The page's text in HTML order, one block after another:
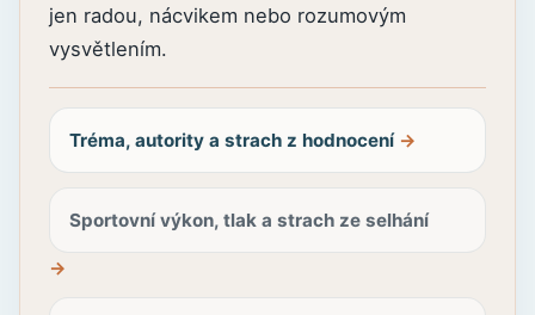
jen radou, nácvikem nebo rozumovým
vysvětlením.
Tréma, autority a strach z hodnocení
Sportovní výkon, tlak a strach ze selhání